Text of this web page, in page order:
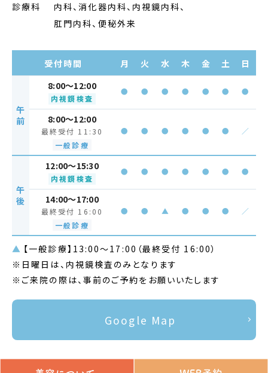
診療科
内科、消化器内科、内視鏡内科、
肛門内科、便秘外来
受付時間 月 火 水 木 金 土 日
午
前
8:00～12:00
内視鏡検査
● ● ● ● ● ● ●
8:00～12:00
最終受付 11:30
一般診療
● ● ● ● ● ● ／
午
後
12:00～15:30
内視鏡検査
● ● ● ● ● ● ●
14:00～17:00
最終受付 16:00
一般診療
● ● ▲ ● ● ● ／
▲ 【一般診療】13:00～17:00（最終受付 16:00）
※日曜日は、内視鏡検査のみとなります
※ご来院の際は、事前のご予約をお願いいたします
Google Map